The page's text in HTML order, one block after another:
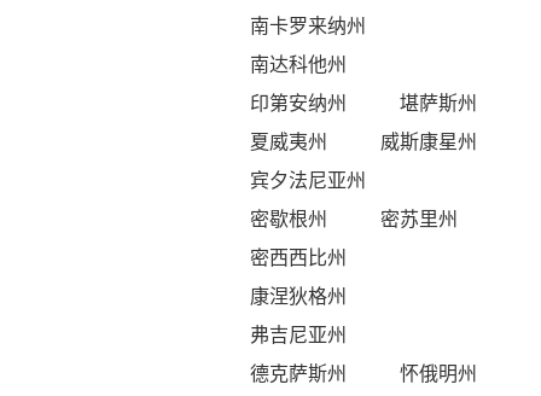
南卡罗来纳州
南达科他州
印第安纳州
堪萨斯州
夏威夷州
威斯康星州
宾夕法尼亚州
密歇根州
密苏里州
密西西比州
康涅狄格州
弗吉尼亚州
德克萨斯州
怀俄明州